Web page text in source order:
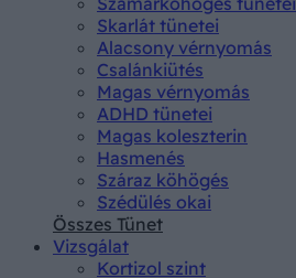
Skarlát tünetei
Alacsony vérnyomás
Csalánkiütés
Magas vérnyomás
ADHD tünetei
Magas koleszterin
Hasmenés
Száraz köhögés
Szédülés okai
Összes Tünet
Vizsgálat
Kortizol szint